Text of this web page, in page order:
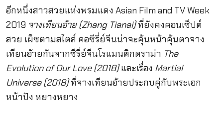
อีกหนึ่งสาวสวยแห่งพรมแดง Asian Film and TV Week
2019 จางเทียนอ้าย (Zhang Tianai)ที่ยังคงคอนเซ็ปต์
สวย เผ็ซตามสไตล์ คอซีรี่ย์จีนน่าจะคุ้นหน้าคุ้นตาจาง
เทียนอ้ายกันจากซีรี่ย์จีนโรแมนติกดราม่า The
Evolution of Our Love (2018)และเรื่อง Martial
Universe (2018)ที่จางเทียนอ้ายประกบคู่กับพระเอก
หน้าปัง หยางหยาง